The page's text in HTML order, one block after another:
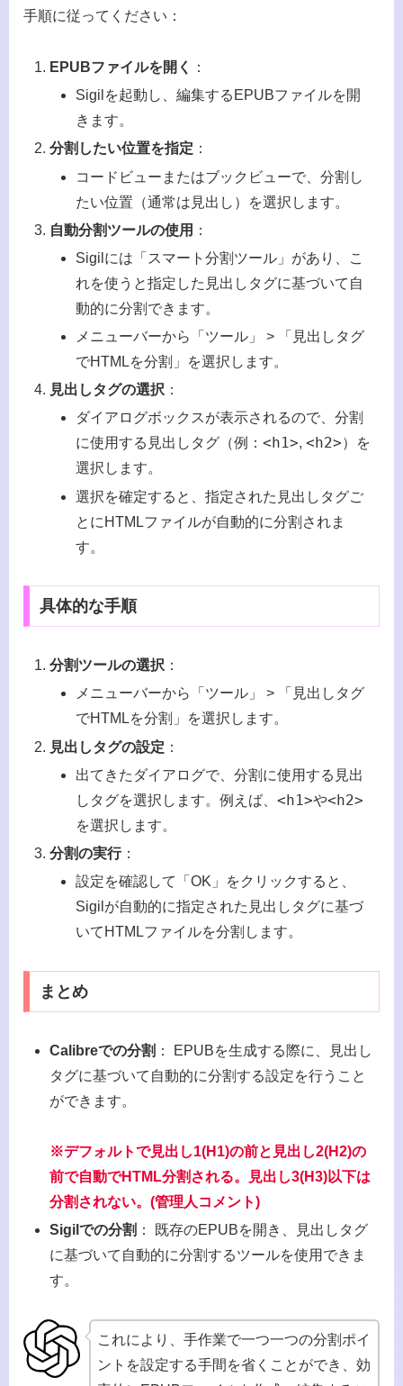
手順に従ってください：
EPUBファイルを開く
：
Sigilを起動し、編集するEPUBファイルを開
きます。
分割したい位置を指定 ：
コードビューまたはブックビューで、分割し
たい位置（通常は見出し）を選択します。
自動分割ツールの使用 ：
Sigilには「スマート分割ツール」があり、こ
れを使うと指定した見出しタグに基づいて自
動的に分割できます。
メニューバーから「ツール」 > 「見出しタグ
でHTMLを分割」を選択します。
見出しタグの選択 ：
ダイアログボックスが表示されるので、分割
に使用する見出しタグ（例：<h1>,<h2>）を
選択します。
選択を確定すると、指定された見出しタグご
とにHTMLファイルが自動的に分割されま
す。
具体的な手順
分割ツールの選択 ：
メニューバーから「ツール」 > 「見出しタグ
でHTMLを分割」を選択します。
見出しタグの設定 ：
出てきたダイアログで、分割に使用する見出
しタグを選択します。例えば、<h1>や<h2>
を選択します。
分割の実行：
設定を確認して「OK」をクリックすると、
Sigilが自動的に指定された見出しタグに基づ
いてHTMLファイルを分割します。
まとめ
Calibreでの分割 ： EPUBを生成する際に、見出し
タグに基づいて自動的に分割する設定を行うこと
ができます。
※デフォルトで見出し1(H1)の前と見出し2(H2)の
前で自動でHTML分割される。見出し3(H3)以下は
分割されない。(管理人コメント)
Sigilでの分割 ： 既存のEPUBを開き、見出しタグ
に基づいて自動的に分割するツールを使用できま
す。
これにより、手作業で一つ一つの分割ポイ
ントを設定する手間を省くことができ、効